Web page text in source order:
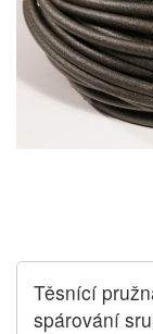
Přeskočit
na
vyhledávání
Těsnící
spárování